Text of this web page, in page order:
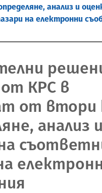
анализ и
на електронни
КРС в
от втори
анализ и